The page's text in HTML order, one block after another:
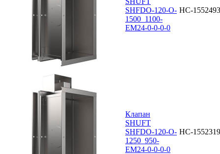
SHFDO-120-O-
1500_1100-
EM24-0-0-0-0
НС-1552493
Клапан
SHUFT
SHFDO-120-O-
1250_950-
EM24-0-0-0-0
НС-1552319